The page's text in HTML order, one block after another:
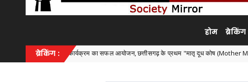
होम ब्रेकिंग
ब्रेकिंग :
स्तरीय कार्यक्रम का सफल आयोजन, छत्तीसगढ़ के प्रथम "मातृ दूध कोष (Mother Milk Bank)" की घोषणा